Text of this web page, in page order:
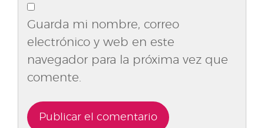
Guarda mi nombre, correo
electrónico y web en este
navegador para la próxima vez que
comente.